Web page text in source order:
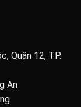
Quận 12, TP.
An